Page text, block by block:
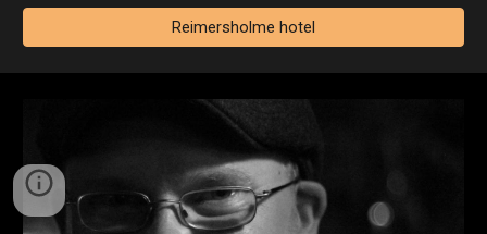
Reimersholme hotel